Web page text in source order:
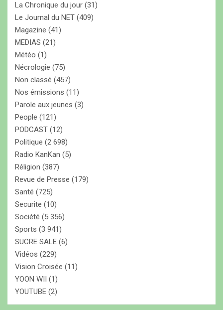
La Chronique du jour (31)
Le Journal du NET (409)
Magazine (41)
MEDIAS (21)
Météo (1)
Nécrologie (75)
Non classé (457)
Nos émissions (11)
Parole aux jeunes (3)
People (121)
PODCAST (12)
Politique (2 698)
Radio KanKan (5)
Réligion (387)
Revue de Presse (179)
Santé (725)
Securite (10)
Société (5 356)
Sports (3 941)
SUCRE SALE (6)
Vidéos (229)
Vision Croisée (11)
YOON WII (1)
YOUTUBE (2)